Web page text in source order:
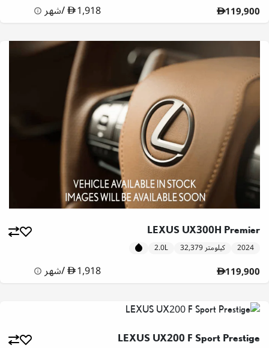
119,900
1,918
/شهر
LEXUS UX300H Premier
2024 32,379 كيلومتر 2.0L
119,900
1,918
/شهر
LEXUS UX200 F Sport Prestige